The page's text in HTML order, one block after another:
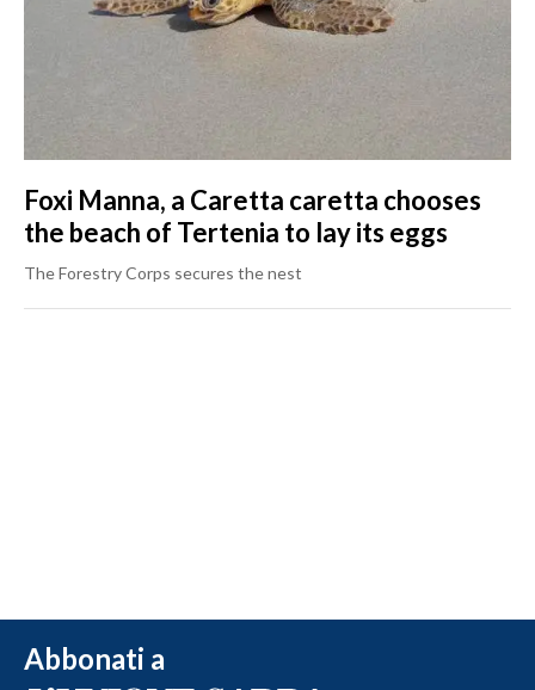
Foxi Manna, a Caretta caretta chooses
the beach of Tertenia to lay its eggs
The Forestry Corps secures the nest
Abbonati a